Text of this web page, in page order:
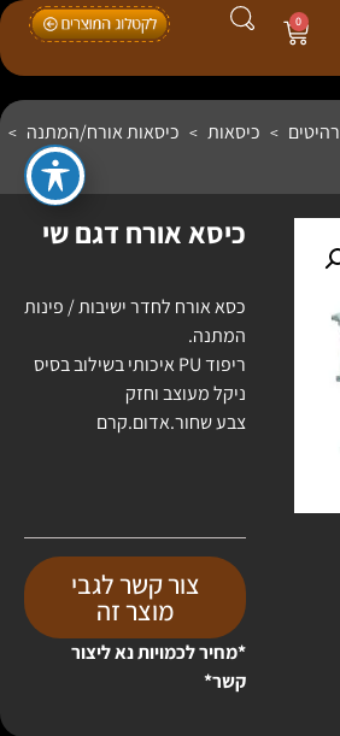
0
רהיטים > כיסאות > כיסאות אורח/המתנה >
כיסא אורח דגם שי
כסא אורח לחדר ישיבות / פינות
המתנה.
ריפוד PU איכותי בשילוב בסיס
ניקל מעוצב וחזק
צבע שחור.אדום.קרם
צור קשר לגבי
מוצר זה
*מחיר לכמויות נא ליצור
קשר*